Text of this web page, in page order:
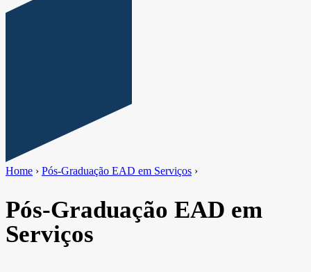
Home › Pós-Graduação EAD em Serviços ›
Pós-Graduação EAD em
Serviços